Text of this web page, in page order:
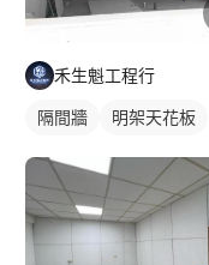
禾生魁工程行
隔間牆 明架天花板